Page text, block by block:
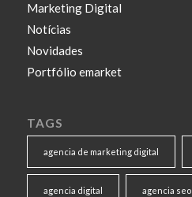
Marketing Digital
Notícias
Novidades
Portfólio emarket
TAGS
agencia de marketing digital
agencia digital agencia seo